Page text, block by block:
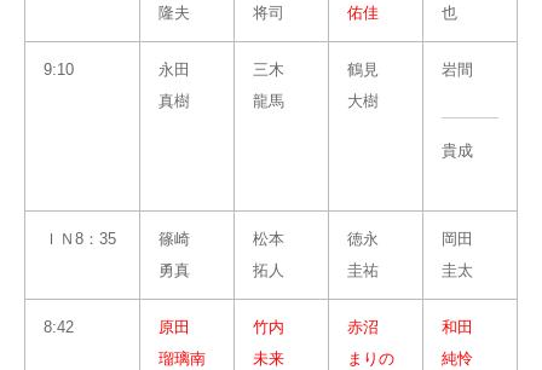
隆夫
将司
佑佳
也
9:10
永田
真樹
三木
龍馬
鶴見
大樹
岩間
貴成
ＩＮ8：35
篠崎
勇真
松本
拓人
徳永
圭祐
岡田
圭太
8:42
原田
瑠璃南
竹内
未来
赤沼
まりの
和田
純怜